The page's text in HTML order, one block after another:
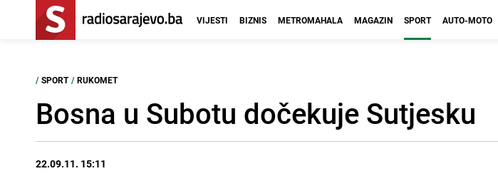
VIJESTI BIZNIS METROMAHALA MAGAZIN SPORT AUTO-MOTO
/ SPORT / RUKOMET
Bosna u Subotu dočekuje Sutjesku
22.09.11. 15:11